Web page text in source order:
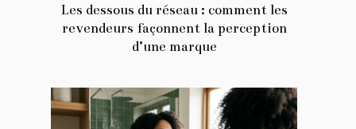
Les dessous du réseau : comment les
revendeurs façonnent la perception
d’une marque